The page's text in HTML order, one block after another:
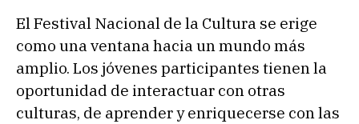
El Festival Nacional de la Cultura se erige
como una ventana hacia un mundo más
amplio. Los jóvenes participantes tienen la
oportunidad de interactuar con otras
culturas, de aprender y enriquecerse con las